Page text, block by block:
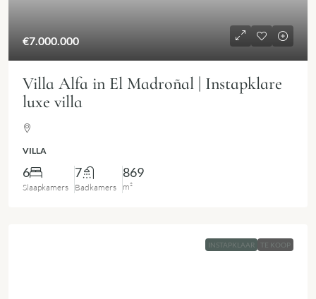
€7.000.000
Villa Alfa in El Madroñal | Instapklare
luxe villa
VILLA
6
Slaapkamers
7
Badkamers
869
m²
INSTAPKLAAR TE KOOP